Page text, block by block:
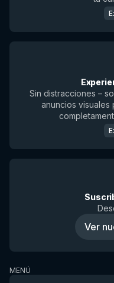
Sin distracciones –
anuncios visuales
Ver
MENÚ